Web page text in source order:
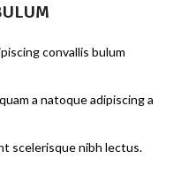
convallis bulum
a natoque adipiscing a
scelerisque nibh lectus.